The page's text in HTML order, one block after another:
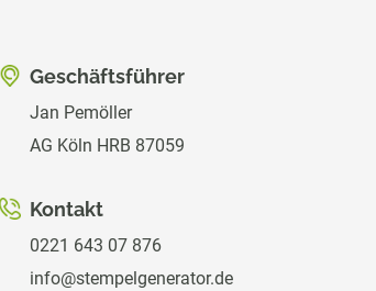
Geschäftsführer
Jan Pemöller
AG Köln HRB 87059
Kontakt
0221 643 07 876
info@stempelgenerator.de